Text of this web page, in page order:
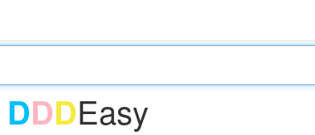
DDDEasy